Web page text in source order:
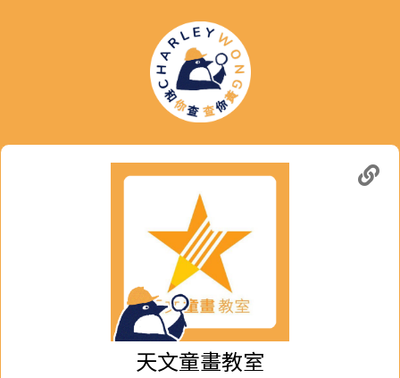
天文童畫教室